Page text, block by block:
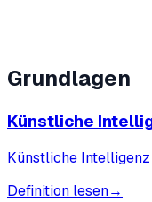
Grundlagen
Künstliche
Künstliche
Definition lesen→